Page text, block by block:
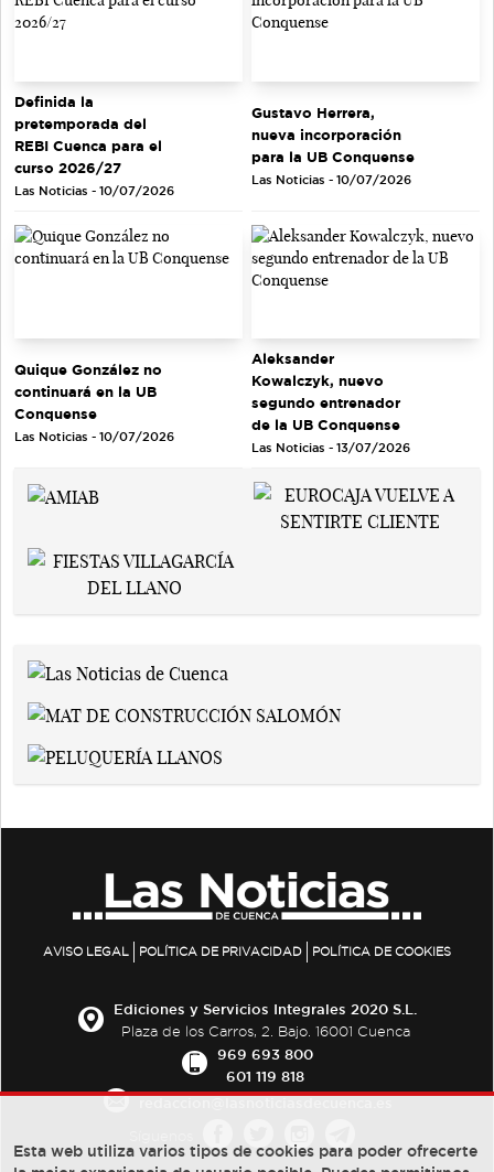
Definida la
pretemporada del
REBI Cuenca para el
curso 2026/27
Las Noticias - 10/07/2026
Gustavo Herrera,
nueva incorporación
para la UB Conquense
Las Noticias - 10/07/2026
Quique González no
continuará en la UB
Conquense
Las Noticias - 10/07/2026
Aleksander
Kowalczyk, nuevo
segundo entrenador
de la UB Conquense
Las Noticias - 13/07/2026
AVISO LEGAL POLÍTICA DE PRIVACIDAD POLÍTICA DE COOKIES
Ediciones y Servicios Integrales 2020 S.L.
Plaza de los Carros, 2. Bajo. 16001 Cuenca
969 693 800
601 119 818
Esta web utiliza varios tipos de cookies para poder ofrecerte